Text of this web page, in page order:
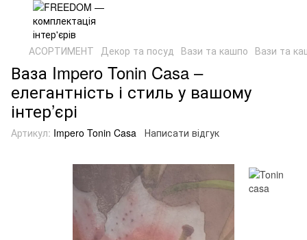
АСОРТИМЕНТ Декор та посуд Вази та кашпо Вази та
Ваза Impero Tonin Casa –
елегантність і стиль у вашому
інтер’єрі
Артикул: Impero Tonin Casa Написати відгук